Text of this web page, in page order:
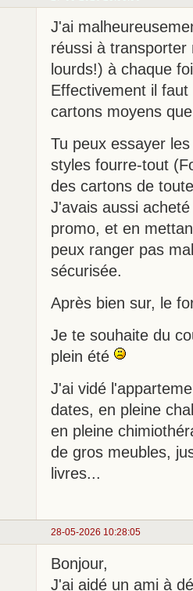
J'ai
réussi à transporter
lourds!) à chaque
Effectivement il
cartons moyens
Tu peux essayer
styles fourre-tout
des cartons de
J'avais aussi
promo, et en
peux ranger pas
sécurisée.
Après bien sur, le
Je te souhaite du
plein été
J'ai vidé
dates, en pleine
en pleine
de gros meubles,
livres...
28-05-2026 10:28:05
Bonjour,
J'ai aidé un ami à